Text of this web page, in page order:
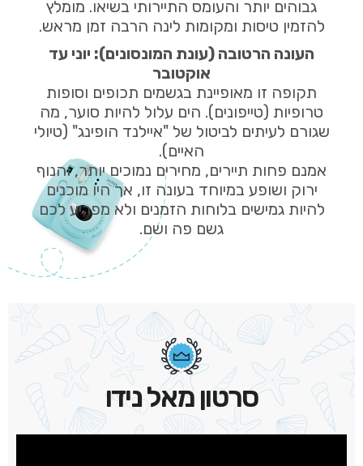
גבוהים יותר והעומס התיירותי בשיאו. מומלץ
להזמין טיסות ומקומות לינה הרבה זמן מראש.
העונה הרטובה (עונת המונסונים): יוני עד
אוקטובר
תקופה זו מאופיינת בגשמים תכופים וסופות
טרופיות (טייפונים). הים עלול להיות סוער, מה
שגורם לעיתים לביטול של "איילנד הופינג" (טיולי
האיים).
אמנם פחות תיירים, מחירים נמוכים יותר, והנוף
ירוק ושופע במיוחד בעונה זו, אך היו מוכנים
להיות גמישים בלוחות הזמנים ולא מפריע לכם
גשם פה ושם.
סרטון מאל נידו